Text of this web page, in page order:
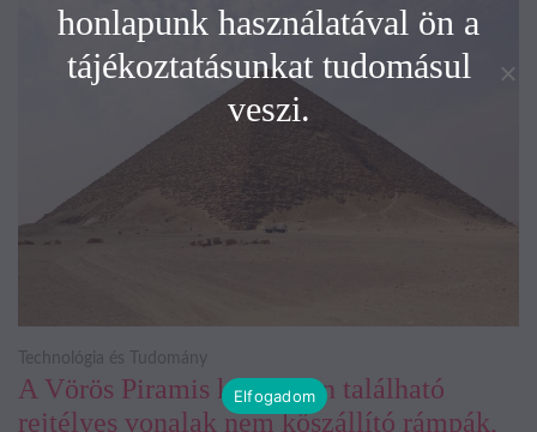
A Vörös Piramis közelében található
rejtélyes vonalak nem kőszállító rámpák,
Technológia és Tudomány
honlapunk használatával ön a
tájékoztatásunkat tudomásul
veszi.
Elfogadom